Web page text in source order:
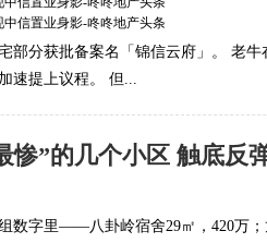
部分获批备案名「锦信云府」。 老
速提上议程。 但...
惨”的几个小区 触底反
数字里——八卦岭宿舍29㎡，420万